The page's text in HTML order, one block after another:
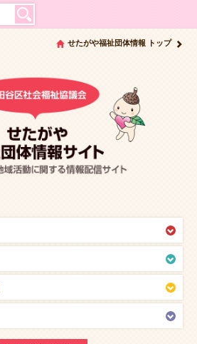
せたがや福祉団体情報 トップ